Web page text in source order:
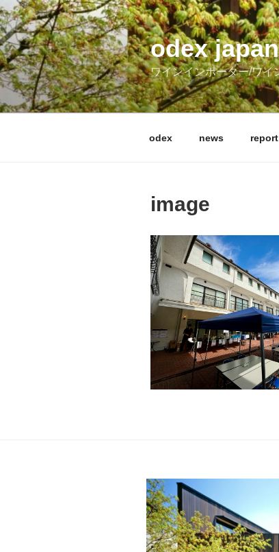
コ
ン
テ
ン
ツ
へ
ス
odex japan
ワインインポーター/ワイ
odex news report
image